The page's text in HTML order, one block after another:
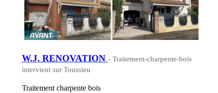
W.J. RENOVATION - Traitement-charpente-bois
intervient sur Toussieu
Traitement charpente bois